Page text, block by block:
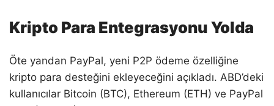
Kripto Para Entegrasyonu Yolda
Öte yandan PayPal, yeni P2P ödeme özelliğine
kripto para desteğini ekleyeceğini açıkladı. ABD’deki
kullanıcılar Bitcoin (BTC), Ethereum (ETH) ve PayPal